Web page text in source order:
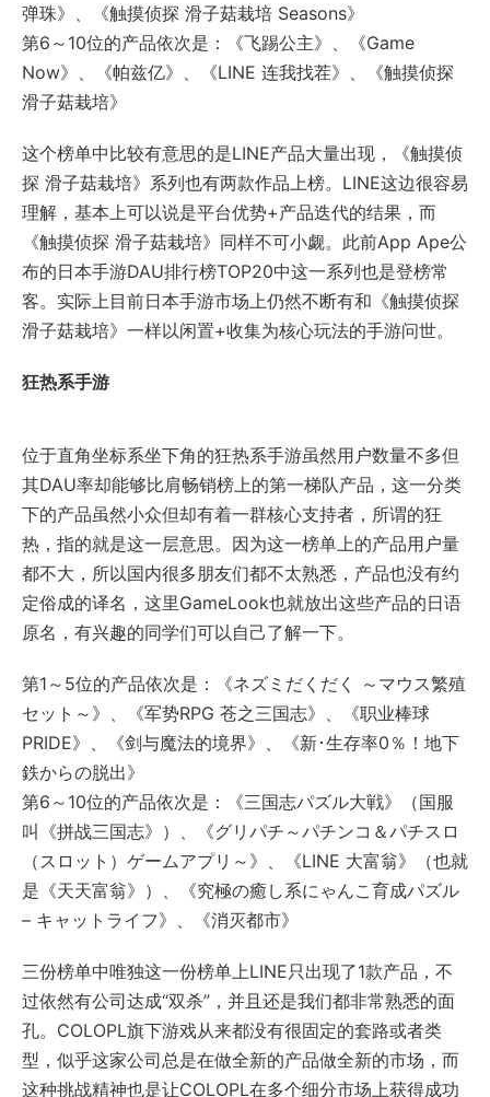
弹珠》、《触摸侦探 滑子菇栽培 Seasons》
第6～10位的产品依次是：《飞踢公主》、《Game
Now》、《帕兹亿》、《LINE 连我找茬》、《触摸侦探
滑子菇栽培》
这个榜单中比较有意思的是LINE产品大量出现，《触摸侦
探 滑子菇栽培》系列也有两款作品上榜。LINE这边很容易
理解，基本上可以说是平台优势+产品迭代的结果，而
《触摸侦探 滑子菇栽培》同样不可小觑。此前App Ape公
布的日本手游DAU排行榜TOP20中这一系列也是登榜常
客。实际上目前日本手游市场上仍然不断有和《触摸侦探
滑子菇栽培》一样以闲置+收集为核心玩法的手游问世。
狂热系手游
位于直角坐标系坐下角的狂热系手游虽然用户数量不多但
其DAU率却能够比肩畅销榜上的第一梯队产品，这一分类
下的产品虽然小众但却有着一群核心支持者，所谓的狂
热，指的就是这一层意思。因为这一榜单上的产品用户量
都不大，所以国内很多朋友们都不太熟悉，产品也没有约
定俗成的译名，这里GameLook也就放出这些产品的日语
原名，有兴趣的同学们可以自己了解一下。
第1～5位的产品依次是：《ネズミだくだく ～マウス繁殖
セット～》、《军势RPG 苍之三国志》、《职业棒球
PRIDE》、《剑与魔法的境界》、《新･生存率0％！地下
鉄からの脱出》
第6～10位的产品依次是：《三国志パズル大戦》（国服
叫《拼战三国志》）、《グリパチ～パチンコ＆パチスロ
（スロット）ゲームアプリ～》、《LINE 大富翁》（也就
是《天天富翁》）、《究極の癒し系にゃんこ育成パズル
– キャットライフ》、《消灭都市》
三份榜单中唯独这一份榜单上LINE只出现了1款产品，不
过依然有公司达成“双杀”，并且还是我们都非常熟悉的面
孔。COLOPL旗下游戏从来都没有很固定的套路或者类
型，似乎这家公司总是在做全新的产品做全新的市场，而
这种挑战精神也是让COLOPL在多个细分市场上获得成功